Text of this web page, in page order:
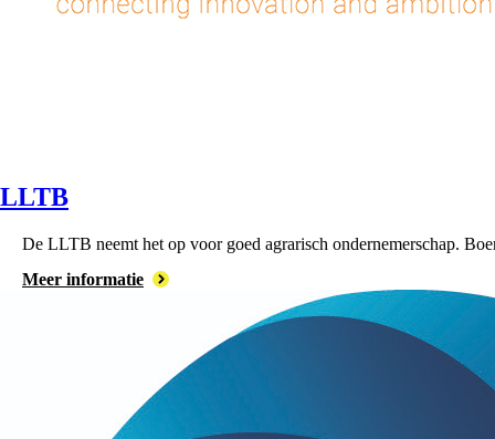
LLTB
De LLTB neemt het op voor goed agrarisch ondernemerschap.
Meer informatie